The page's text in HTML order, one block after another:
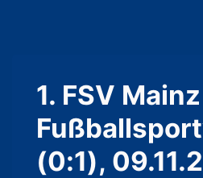
1. FSV
(0:1),